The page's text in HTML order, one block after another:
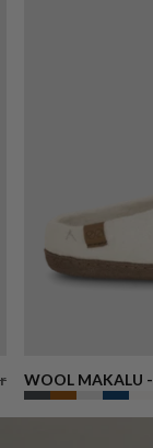
WOOL MAKALU -
OFFWHITE